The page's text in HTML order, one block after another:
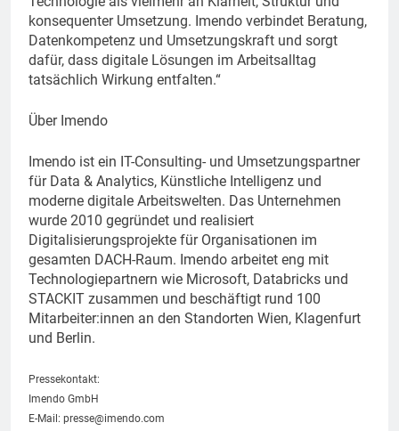
konsequenter Umsetzung. Imendo verbindet Beratung,
Datenkompetenz und Umsetzungskraft und sorgt
dafür, dass digitale Lösungen im Arbeitsalltag
tatsächlich Wirkung entfalten.“
Über Imendo
Imendo ist ein IT-Consulting- und Umsetzungspartner
für Data & Analytics, Künstliche Intelligenz und
moderne digitale Arbeitswelten. Das Unternehmen
wurde 2010 gegründet und realisiert
Digitalisierungsprojekte für Organisationen im
gesamten DACH-Raum. Imendo arbeitet eng mit
Technologiepartnern wie Microsoft, Databricks und
STACKIT zusammen und beschäftigt rund 100
Mitarbeiter:innen an den Standorten Wien, Klagenfurt
und Berlin.
Pressekontakt:
Imendo GmbH
E-Mail: presse@imendo.com